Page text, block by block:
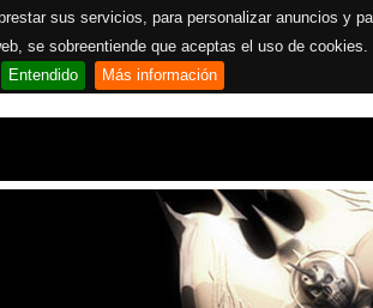
sus servicios, para personalizar anuncios y
se sobreentiende que aceptas el uso de cookies.
Entendido
Más información